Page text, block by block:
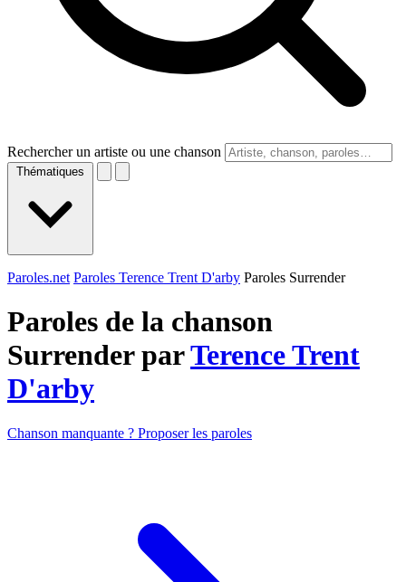
Rechercher un artiste ou une chanson
Thématiques
Paroles.net Paroles Terence Trent D'arby Paroles Surrender
Paroles de la chanson
Surrender parTerence Trent
D'arby
Chanson manquante ? Proposer les paroles